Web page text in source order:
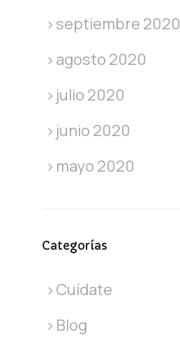
septiembre 2020
agosto 2020
julio 2020
junio 2020
mayo 2020
Categorías
Cuídate
Blog